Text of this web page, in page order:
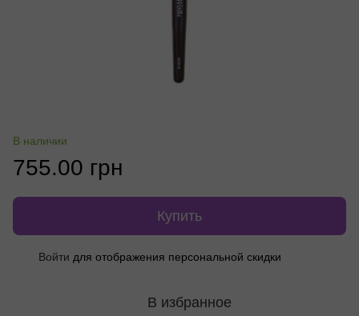
В наличии
755.00 грн
Купить
Войти для отображения персональной скидки
В избранное